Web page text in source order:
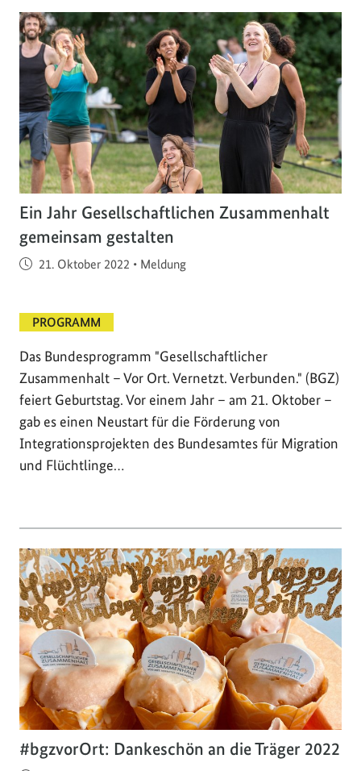
Ein Jahr Gesellschaftlichen Zusammenhalt
gemeinsam gestalten
Veröffentlicht am
21. Oktober 2022 • Meldung
PROGRAMM
Das Bundesprogramm "Gesellschaftlicher
Zusammenhalt – Vor Ort. Vernetzt. Verbunden." (BGZ)
feiert Geburtstag. Vor einem Jahr – am 21. Oktober –
gab es einen Neustart für die Förderung von
Integrationsprojekten des Bundesamtes für Migration
und Flüchtlinge…
#bgzvorOrt: Dankeschön an die Träger 2022